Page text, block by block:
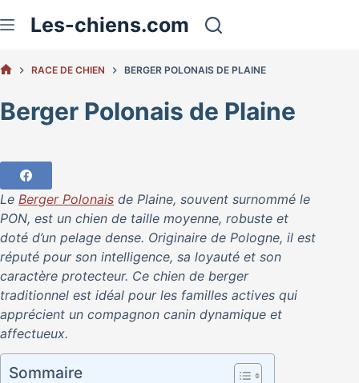
au
Les-chiens.com
RACE DE CHIEN BERGER POLONAIS DE PLAINE
Berger Polonais de Plaine
Le Berger Polonais de Plaine, souvent surnommé le
PON, est un chien de taille moyenne, robuste et
doté d’un pelage dense. Originaire de Pologne, il est
réputé pour son intelligence, sa loyauté et son
caractère protecteur. Ce chien de berger
traditionnel est idéal pour les familles actives qui
apprécient un compagnon canin dynamique et
affectueux.
Sommaire